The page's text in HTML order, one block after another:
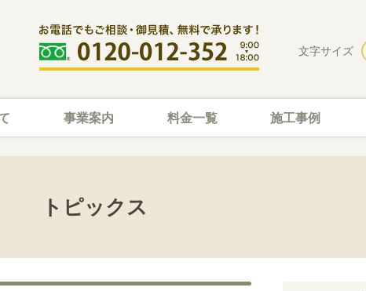
事業案内 料金一覧 施工事例
文字サイズ
トピックス